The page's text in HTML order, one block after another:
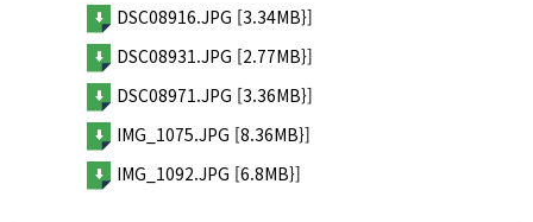
DSC08916.JPG [3.34MB}]
DSC08931.JPG [2.77MB}]
DSC08971.JPG [3.36MB}]
IMG_1075.JPG [8.36MB}]
IMG_1092.JPG [6.8MB}]